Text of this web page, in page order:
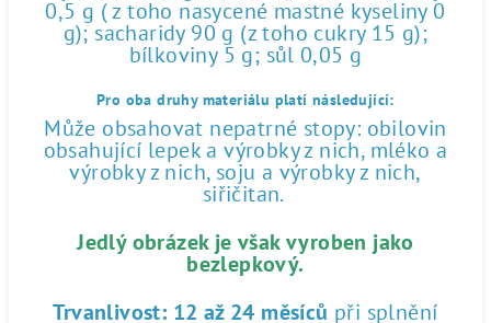
0,5 g ( z toho nasycené mastné kyseliny 0
g); sacharidy 90 g (z toho cukry 15 g);
bílkoviny 5 g; sůl 0,05 g
Pro oba druhy materiálu platí následující:
Může obsahovat nepatrné stopy: obilovin
obsahující lepek a výrobky z nich, mléko a
výrobky z nich, soju a výrobky z nich,
siřičitan.
Jedlý obrázek je však vyroben jako
bezlepkový.
Trvanlivost: 12 až 24 měsíců při splnění